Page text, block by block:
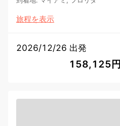
旅程を表示
2026/12/26 出発
158,125円